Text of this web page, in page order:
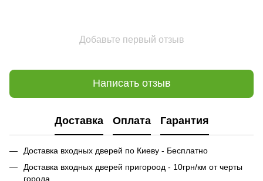
Добавьте первый отзыв
Написать отзыв
Доставка Оплата Гарантия
Доставка входных дверей по Киеву - Бесплатно
Доставка входных дверей пригороод - 10грн/км от черты
города